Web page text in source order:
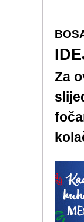
Za